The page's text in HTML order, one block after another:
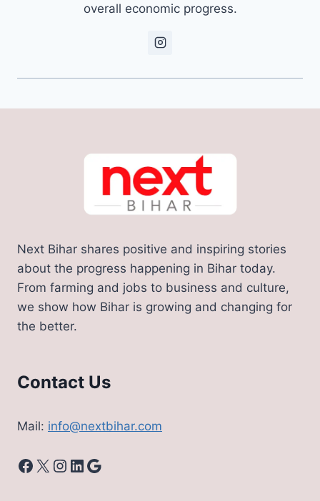
overall economic progress.
Next Bihar shares positive and inspiring stories
about the progress happening in Bihar today.
From farming and jobs to business and culture,
we show how Bihar is growing and changing for
the better.
Contact Us
Mail: info@nextbihar.com
Facebook
X Instagram
LinkedIn
Google